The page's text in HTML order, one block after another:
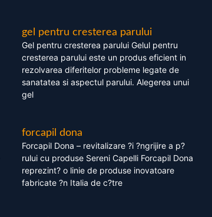
gel pentru cresterea parului
Gel pentru cresterea parului Gelul pentru
cresterea parului este un produs eficient in
rezolvarea diferitelor probleme legate de
sanatatea si aspectul parului. Alegerea unui
gel
forcapil dona
Forcapil Dona – revitalizare ?i ?ngrijire a p?
rului cu produse Sereni Capelli Forcapil Dona
reprezint? o linie de produse inovatoare
fabricate ?n Italia de c?tre